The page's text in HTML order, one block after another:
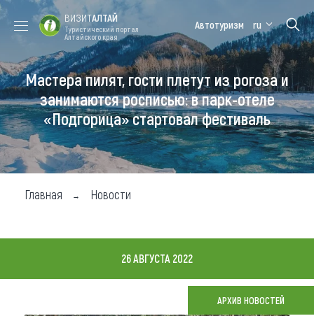
Форум VISIT
ALTAI
Цветение
маральника
Медицинский
форум
Алтайская
зимовка
Туры
Где побывать
Чем заняться
Карта
ВИЗИТАЛТАЙ
Туристический портал
Алтайского края
Автотуризм ru
Мастера пилят, гости плетут из рогоза и
занимаются росписью: в парк-отеле
«Подгорица» стартовал фестиваль
Главная Новости
26 АВГУСТА 2022
АРХИВ НОВОСТЕЙ